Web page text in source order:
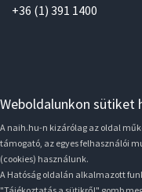
+36 (1) 391 1400
Weboldalunkon sütiket
A naih.hu-n kizárólag az oldal
támogató, az egyes felhasználói
(cookies) használunk.
A Hatóság oldalán alkalmazott